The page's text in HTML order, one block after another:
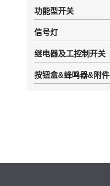
功能型开关
信号灯
继电器及工控制开关
按钮盒&蜂鸣器&附件